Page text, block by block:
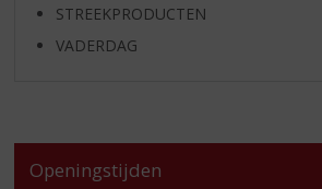
STREEKPRODUCTEN
VADERDAG
Openingstijden